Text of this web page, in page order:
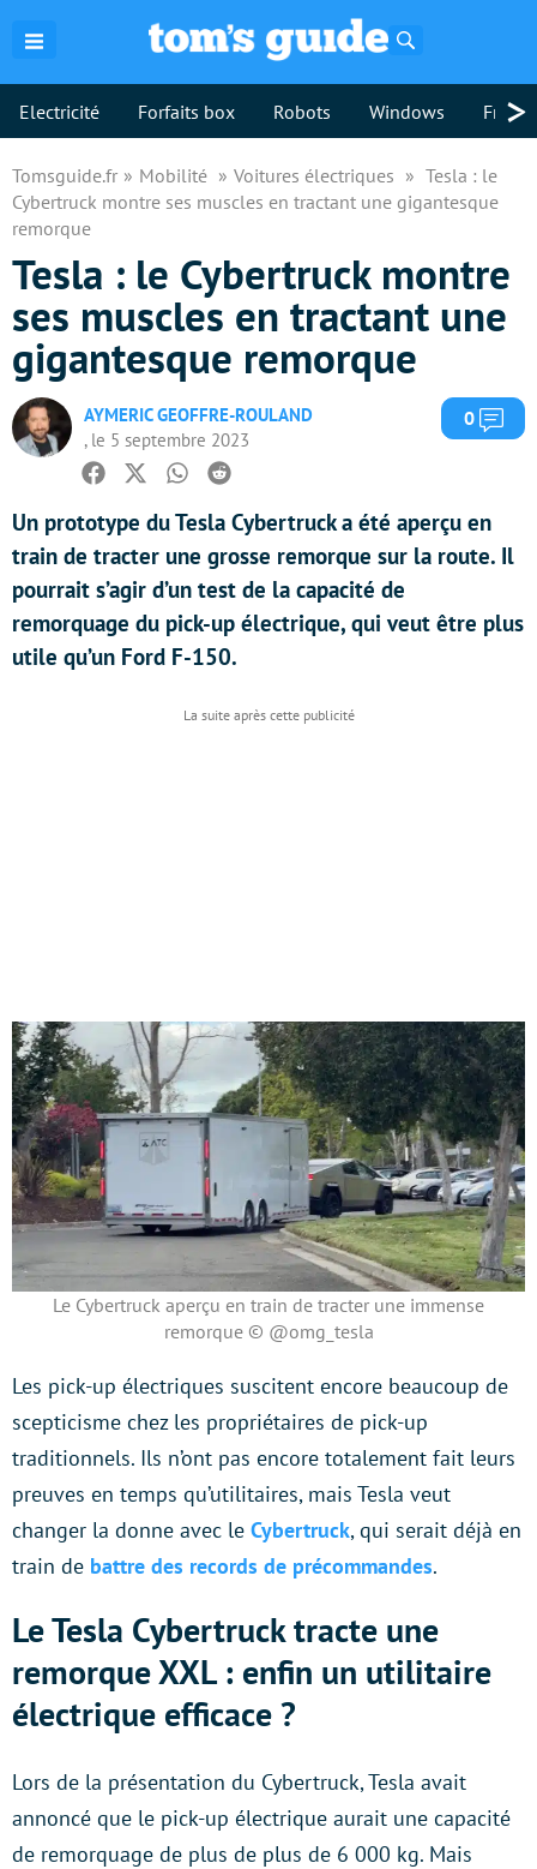
Electricité Forfaits box Robots Windows >
Tomsguide.fr Mobilité Voitures électriques
Tesla : le
Cybertruck montre ses muscles en tractant une gigantesque
remorque
Tesla : le Cybertruck montre
ses muscles en tractant une
gigantesque remorque
AYMERIC GEOFFRE-ROULAND
, le 5 septembre 2023
0
Facebook
TwitterWhatsapp
Reddit
Un prototype du Tesla Cybertruck a été aperçu en
train de tracter une grosse remorque sur la route. Il
pourrait s’agir d’un test de la capacité de
remorquage du pick-up électrique, qui veut être plus
utile qu’un Ford F-150.
Le Cybertruck aperçu en train de tracter une immense
remorque © @omg_tesla
Les pick-up électriques suscitent encore beaucoup de
scepticisme chez les propriétaires de pick-up
traditionnels. Ils n’ont pas encore totalement fait leurs
preuves en temps qu’utilitaires, mais Tesla veut
changer la donne avec le Cybertruck, qui serait déjà en
train de battre des records de précommandes.
Le Tesla Cybertruck tracte une
remorque XXL : enfin un utilitaire
électrique efficace ?
Lors de la présentation du Cybertruck, Tesla avait
annoncé que le pick-up électrique aurait une capacité
de remorquage de plus de plus de 6 000 kg. Mais